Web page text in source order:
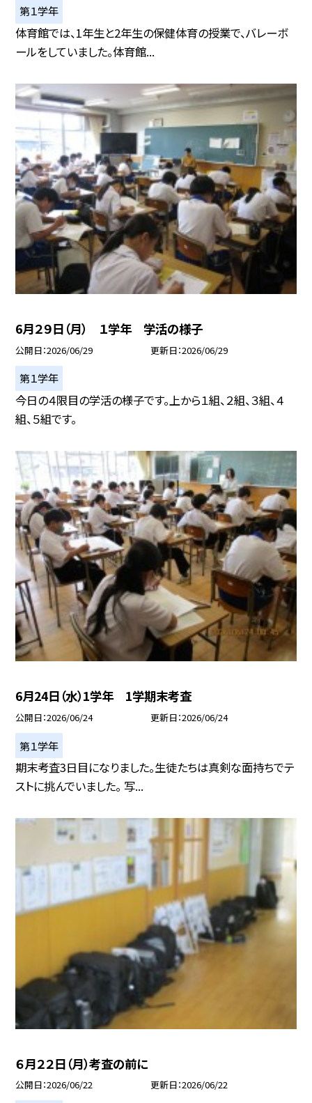
第１学年
体育館では、1年生と2年生の保健体育の授業で、バレーボ
ールをしていました。体育館...
6月２９日（月） １学年 学活の様子
公開日 2026/06/29 更新日 2026/06/29
第１学年
今日の４限目の学活の様子です。上から１組、２組、３組、４
組、５組です。
6月24日（水）1学年 1学期末考査
公開日 2026/06/24 更新日 2026/06/24
第１学年
期末考査3日目になりました。生徒たちは真剣な面持ちでテ
ストに挑んでいました。 写...
６月２２日（月）考査の前に
公開日 2026/06/22 更新日 2026/06/22